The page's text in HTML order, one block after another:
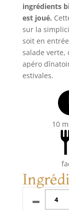
ingrédients
est joué.
sur la
soit en
salade verte,
apéro
estivales.
10
–